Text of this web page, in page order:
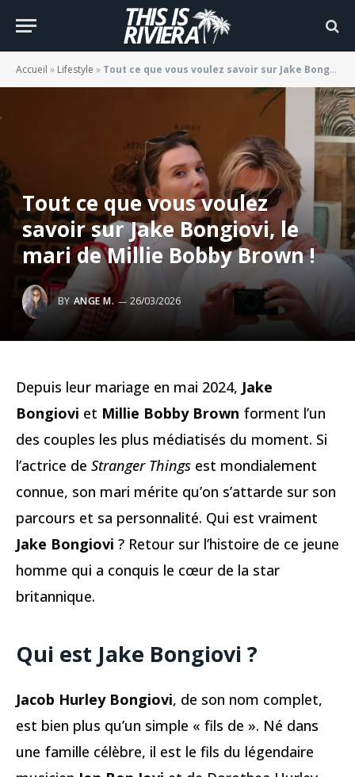
Accueil » Lifestyle » Tout ce que vous voulez savoir sur Jake Bongiovi, le mari de Millie Bobby Brown !
Tout ce que vous voulez
savoir sur Jake Bongiovi, le
mari de Millie Bobby Brown !
BY ANGE M. 26/03/2026
Depuis leur mariage en mai 2024, Jake
Bongiovi et Millie Bobby Brown forment l’un
des couples les plus médiatisés du moment. Si
l’actrice de Stranger Things est mondialement
connue, son mari mérite qu’on s’attarde sur son
parcours et sa personnalité. Qui est vraiment
Jake Bongiovi ? Retour sur l’histoire de ce jeune
homme qui a conquis le cœur de la star
britannique.
Qui est Jake Bongiovi ?
Jacob Hurley Bongiovi, de son nom complet,
est bien plus qu’un simple « fils de ». Né dans
une famille célèbre, il est le fils du légendaire